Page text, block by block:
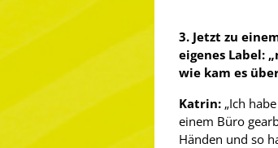
3. Jetzt zu
eigenes Label:
wie kam es
Katrin: „Ich
einem Büro
Händen und so